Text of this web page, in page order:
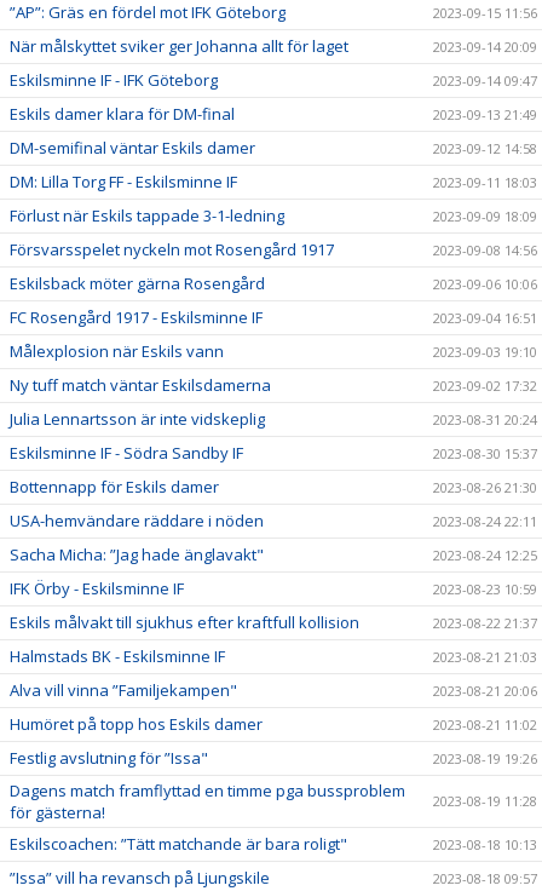
”AP”: Gräs en fördel mot IFK Göteborg 2023-09-15 11:56
När målskyttet sviker ger Johanna allt för laget 2023-09-14 20:09
Eskilsminne IF - IFK Göteborg 2023-09-14 09:47
Eskils damer klara för DM-final 2023-09-13 21:49
DM-semifinal väntar Eskils damer 2023-09-12 14:58
DM: Lilla Torg FF - Eskilsminne IF 2023-09-11 18:03
Förlust när Eskils tappade 3-1-ledning 2023-09-09 18:09
Försvarsspelet nyckeln mot Rosengård 1917 2023-09-08 14:56
Eskilsback möter gärna Rosengård 2023-09-06 10:06
FC Rosengård 1917 - Eskilsminne IF 2023-09-04 16:51
Målexplosion när Eskils vann 2023-09-03 19:10
Ny tuff match väntar Eskilsdamerna 2023-09-02 17:32
Julia Lennartsson är inte vidskeplig 2023-08-31 20:24
Eskilsminne IF - Södra Sandby IF 2023-08-30 15:37
Bottennapp för Eskils damer 2023-08-26 21:30
USA-hemvändare räddare i nöden 2023-08-24 22:11
Sacha Micha: ”Jag hade änglavakt" 2023-08-24 12:25
IFK Örby - Eskilsminne IF 2023-08-23 10:59
Eskils målvakt till sjukhus efter kraftfull kollision 2023-08-22 21:37
Halmstads BK - Eskilsminne IF 2023-08-21 21:03
Alva vill vinna ”Familjekampen" 2023-08-21 20:06
Humöret på topp hos Eskils damer 2023-08-21 11:02
Festlig avslutning för ”Issa" 2023-08-19 19:26
Dagens match framflyttad en timme pga bussproblem
för gästerna!
2023-08-19 11:28
Eskilscoachen: ”Tätt matchande är bara roligt" 2023-08-18 10:13
”Issa” vill ha revansch på Ljungskile 2023-08-18 09:57